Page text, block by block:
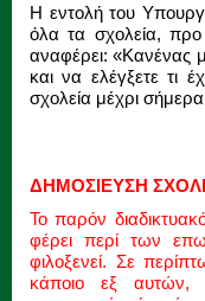
Η εντολή του
όλα τα σχολεία, προ
αναφέρει: «Κανένας
και να ελέγξετε τι
σχολεία μέχρι
ΔΗΜΟΣΙΕΥΣΗ
Το παρόν
φέρει περί των
φιλοξενεί. Σε
κάποιο εξ αυτών,